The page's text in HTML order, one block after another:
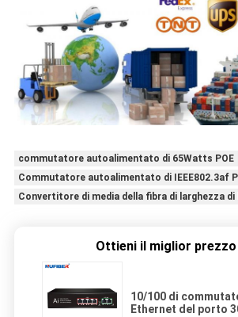
commutatore autoalimentato di 65Watts POE
Commutatore autoalimentato di IEEE802.3af
Convertitore di media della fibra di larghezza di
Ottieni il miglior prezzo
10/100 di
Ethernet del porto